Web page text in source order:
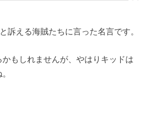
訴える海賊たちに言った名言です。
もしれませんが、やはりキッドは